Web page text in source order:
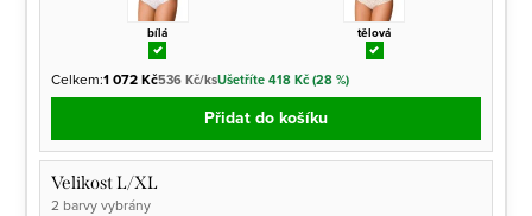
bílá tělová
Celkem:1 072 Kč536 Kč/ksUšetříte 418 Kč (28 %)
Přidat do košíku
Velikost L/XL
2 barvy vybrány